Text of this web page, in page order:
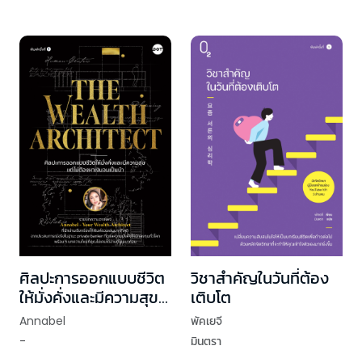
ศิลปะการออกแบบชีวิต
ให้มั่งคั่งและมีความสุข
แต่ไม่ต้องหาเงินจนเป็น
บ้า
Annabel
-
วิชาสำคัญในวันที่ต้อง
เติบโต
พัคเยจี
มินตรา